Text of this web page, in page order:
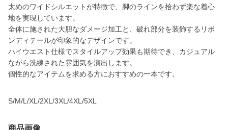
太めのワイドシルエットが特徴で、脚のラインを拾わず楽な着心
地を実現しています。
全体に施された大胆なダメージ加工と、破れ部分を装飾するリボ
ンディテールが印象的なデザインです。
ハイウエスト仕様でスタイルアップ効果も期待でき、カジュアル
ながら洗練された雰囲気を演出します。
個性的なアイテムを求める方におすすめの一本です。
S/M/L/XL/2XL/3XL/4XL/5XL
商品画像